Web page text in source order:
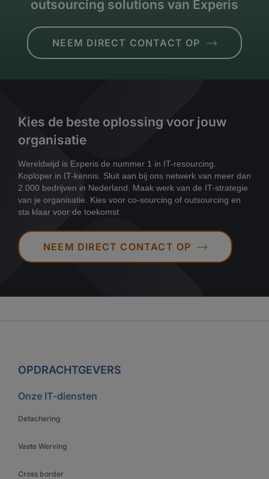
outsourcing solutions van Experis
NEEM DIRECT CONTACT OP
Kies de beste oplossing voor jouw
organisatie
Wereldwijd is Experis de nummer 1 in IT-resourcing.
Koploper in IT-kennis. Sluit aan bij ons netwerk van meer dan
2.000 bedrijven in Nederland. Maak werk van de IT-strategie
van je organisatie. Kies voor co-sourcing of outsourcing en
sta klaar voor de toekomst.
NEEM DIRECT CONTACT OP
OPDRACHTGEVERS
Onze IT-diensten
Detachering
Vaste Werving
Cross border